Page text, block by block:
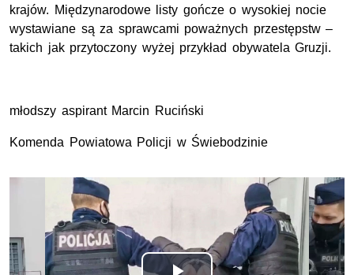
krajów. Międzynarodowe listy gończe o wysokiej nocie
wystawiane są za sprawcami poważnych przestępstw –
takich jak przytoczony wyżej przykład obywatela Gruzji.
młodszy aspirant Marcin Ruciński
Komenda Powiatowa Policji w Świebodzinie